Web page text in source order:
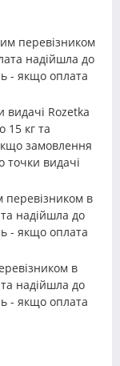
перевізником
надійшла до
- якщо оплата
видачі Rozetka
15 кг та
замовлення
точки видачі
перевізником в
надійшла до
- якщо оплата
в
надійшла до
- якщо оплата